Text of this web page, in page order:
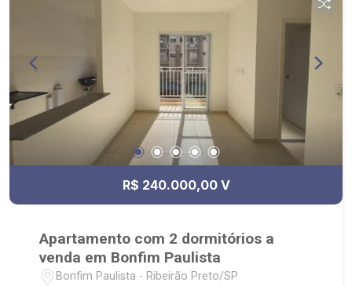
R$ 240.000,00 V
Apartamento com 2 dormitórios a
venda em Bonfim Paulista
Bonfim Paulista - Ribeirão Preto/SP